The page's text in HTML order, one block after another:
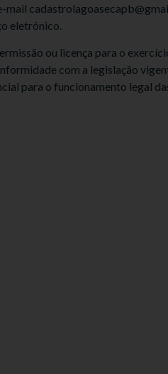
eletrônico.
ou licença para o
com a legislação
para o funcionamento legal